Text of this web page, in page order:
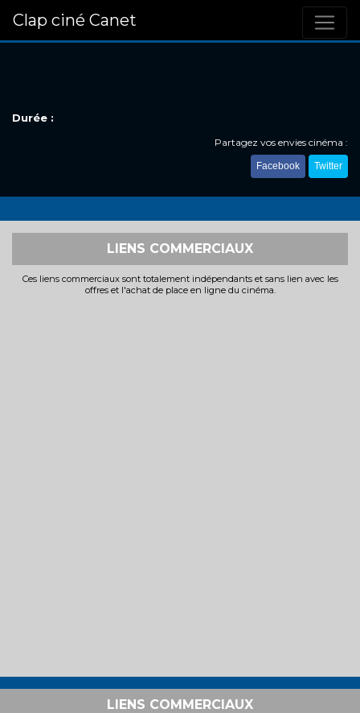
Clap ciné Canet
Durée :
Partagez vos envies cinéma :
Facebook Twitter
LIENS COMMERCIAUX
Ces liens commerciaux sont totalement indépendants et sans lien avec les
offres et l'achat de place en ligne du cinéma.
LIENS COMMERCIAUX